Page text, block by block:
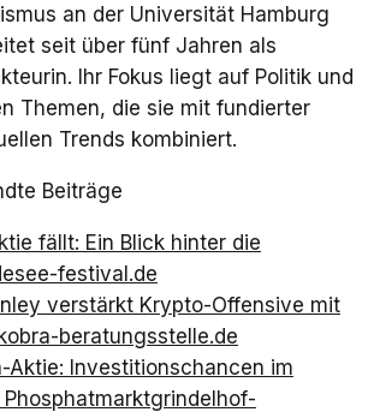
an der Universität Hamburg
seit über fünf Jahren als
Ihr Fokus liegt auf Politik und
Themen, die sie mit fundierter
Trends kombiniert.
Beiträge
fällt: Ein Blick hinter die
festival.de
verstärkt Krypto-Offensive mit
beratungsstelle.de
Aktie: Investitionschancen im
grindelhof-